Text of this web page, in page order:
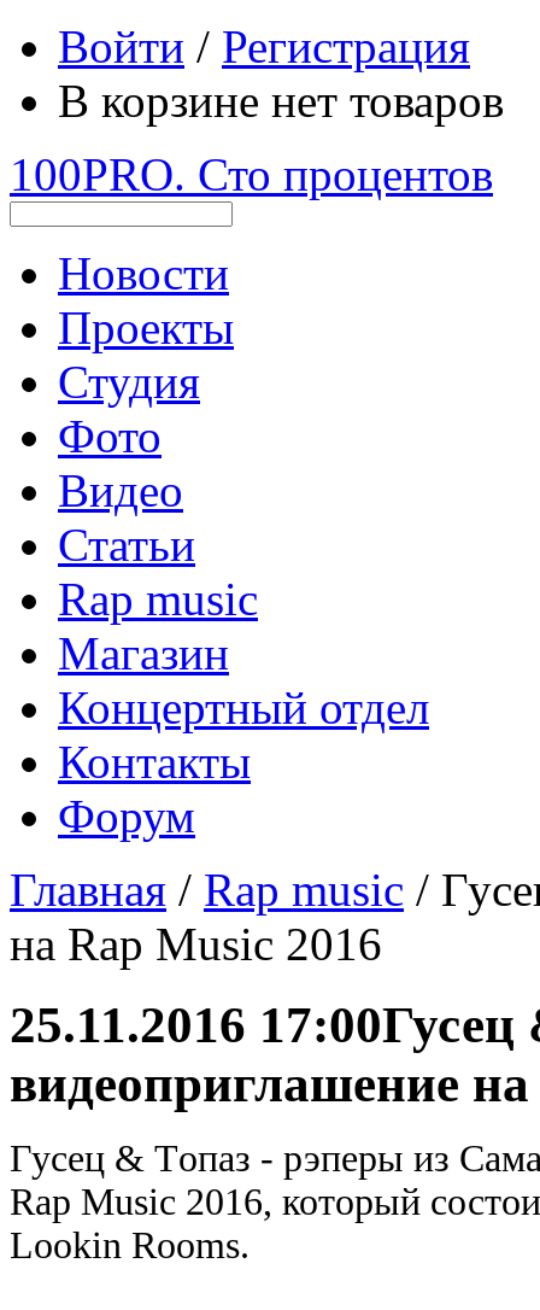
Войти / Регистрация
В корзине нет товаров
100PRO. Сто процентов
Новости
Проекты
Студия
Фото
Видео
Статьи
Rap music
Магазин
Концертный отдел
Контакты
Форум
Главная / Rap music /
на Rap Music 2016
25.11.2016 17:00Гусец
видеоприглашение
Гусец & Tопаз - рэперы из
Rap Music 2016, который
Lookin Rooms.